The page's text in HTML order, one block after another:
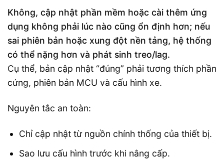
Không, cập nhật phần mềm hoặc cài thêm ứng
dụng không phải lúc nào cũng ổn định hơn; nếu
sai phiên bản hoặc xung đột nền tảng, hệ thống
có thể nặng hơn và phát sinh treo/lag.
Cụ thể, bản cập nhật “đúng” phải tương thích phần
cứng, phiên bản MCU và cấu hình xe.
Nguyên tắc an toàn:
Chỉ cập nhật từ nguồn chính thống của thiết bị.
Sao lưu cấu hình trước khi nâng cấp.